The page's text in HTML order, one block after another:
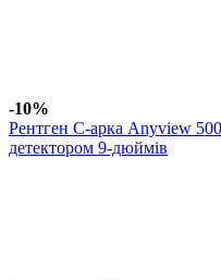
-10%
Рентген C-арка Anyview
детектором 9-дюймів